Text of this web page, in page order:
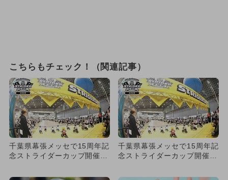
こちらもチェック！（関連記事）
千葉県幕張メッセで15周年記
念ストライダーカップ開催！
ン...
千葉県幕張メッセで15周年記
念ストライダーカップ開催！
ン...